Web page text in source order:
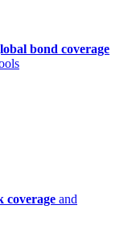
bond coverage
coverage and